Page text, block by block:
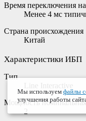
Время переключения на
Менее 4 мс
Страна происхождения
Китай
Характеристики ИБП
Тип
Line Interactive
Мощность
Мы используем файлы
улучшения работы